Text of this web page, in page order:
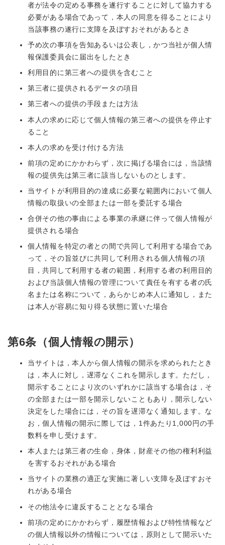
者が法令の定める事務を遂行することに対して協力する
必要がある場合であって，本人の同意を得ることにより
当該事務の遂行に支障を及ぼすおそれがあるとき
予め次の事項を告知あるいは公表し，かつ当社が個人情
報保護委員会に届出をしたとき
利用目的に第三者への提供を含むこと
第三者に提供されるデータの項目
第三者への提供の手段または方法
本人の求めに応じて個人情報の第三者への提供を停止す
ること
本人の求めを受け付ける方法
前項の定めにかかわらず，次に掲げる場合には，当該情
報の提供先は第三者に該当しないものとします。
当サイトが利用目的の達成に必要な範囲内において個人
情報の取扱いの全部または一部を委託する場合
合併その他の事由による事業の承継に伴って個人情報が
提供される場合
個人情報を特定の者との間で共同して利用する場合であ
って，その旨並びに共同して利用される個人情報の項
目，共同して利用する者の範囲，利用する者の利用目的
および当該個人情報の管理について責任を有する者の氏
名または名称について，あらかじめ本人に通知し，また
は本人が容易に知り得る状態に置いた場合
第6条（個人情報の開示）
当サイトは，本人から個人情報の開示を求められたとき
は，本人に対し，遅滞なくこれを開示します。ただし，
開示することにより次のいずれかに該当する場合は，そ
の全部または一部を開示しないこともあり，開示しない
決定をした場合には，その旨を遅滞なく通知します。な
お，個人情報の開示に際しては，1件あたり1,000円の手
数料を申し受けます。
本人または第三者の生命，身体，財産その他の権利利益
を害するおそれがある場合
当サイトの業務の適正な実施に著しい支障を及ぼすおそ
れがある場合
その他法令に違反することとなる場合
前項の定めにかかわらず，履歴情報および特性情報など
の個人情報以外の情報については，原則として開示いた